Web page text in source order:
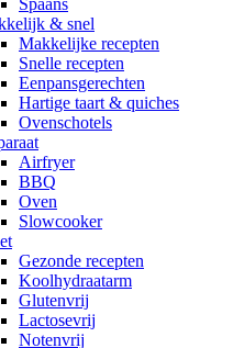
Spaans
& snel
Makkelijke recepten
Snelle recepten
Eenpansgerechten
Hartige taart & quiches
Ovenschotels
Airfryer
BBQ
Oven
Slowcooker
Gezonde recepten
Koolhydraatarm
Glutenvrij
Lactosevrij
Notenvrij